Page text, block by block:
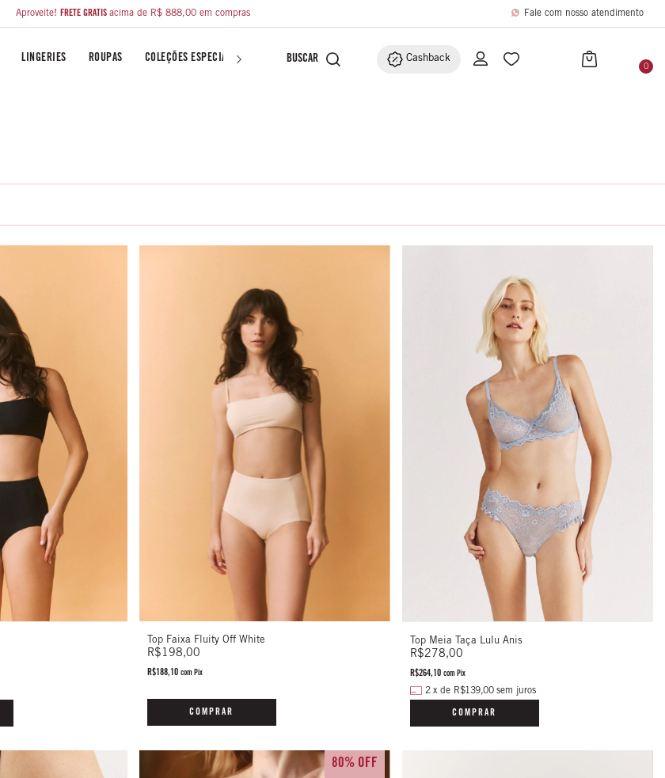
Aproveite! FRETE GRÁTIS acima de R$ 888,00 em compras Fale com nosso atendimento
LINGERIES ROUPAS COLEÇÕES ESPECIAIS LIBERTY FABRIC ACESSÓRIOS Cashback
0
Top Faixa Fluity Off White
R$198,00
R$188,10 com Pix
COMPRAR
Top Meia Taça Lulu Anis
R$278,00
R$264,10 com Pix
2 xde R$139,00 sem juros
COMPRAR
80% OFF